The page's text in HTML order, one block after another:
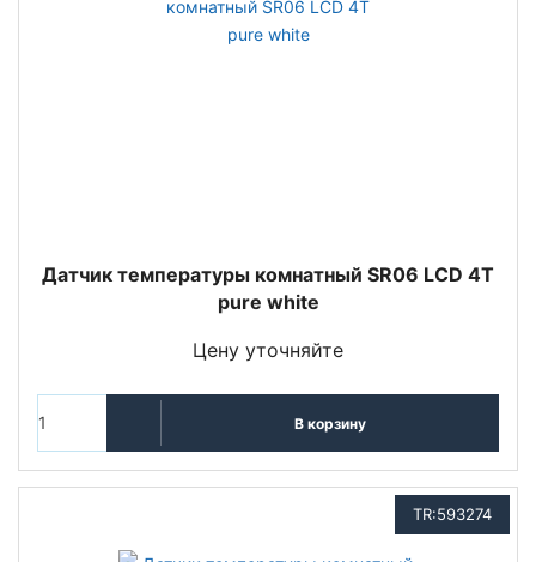
Датчик температуры комнатный SR06 LCD 4T
pure white
Цену уточняйте
В корзину
TR:593274